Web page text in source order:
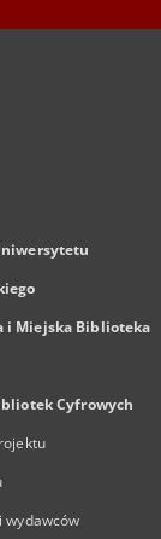
i Miejska Biblioteka
Cyfrowych
wydawców